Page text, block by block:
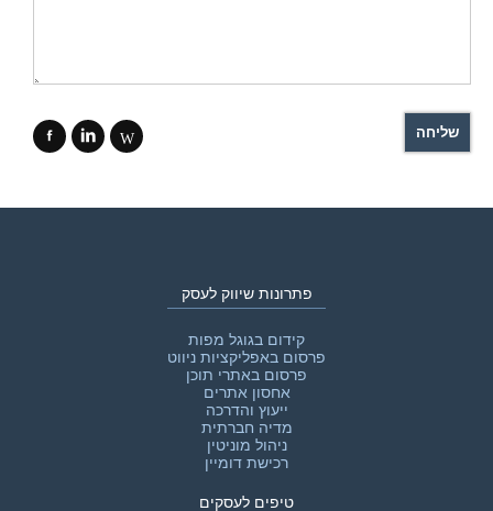
f i W
פתרונות שיווק לעסק
קידום בגוגל מפות
פרסום באפליקציות ניווט
פרסום באתרי תוכן
אחסון אתרים
ייעוץ והדרכה
מדיה חברתית
ניהול מוניטין
רכישת דומיין
טיפים לעסקים